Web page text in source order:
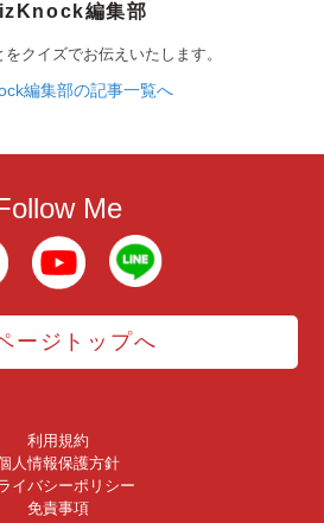
編集部
クイズでお伝えいたします。
編集部の記事一覧へ
Me
ージトップへ
利用規約
人情報保護方針
イバシーポリシー
免責事項